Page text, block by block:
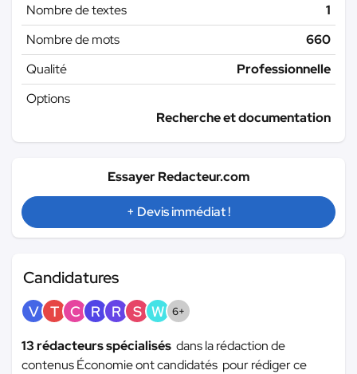
Nombre de textes
1
Nombre de mots
660
Qualité
Professionnelle
Options
Recherche et documentation
Essayer Redacteur.com
+ Devis immédiat !
Candidatures
V T C R R S W 6+
13 rédacteurs spécialisés dans la rédaction de
contenus Économie ont candidatés pour rédiger ce